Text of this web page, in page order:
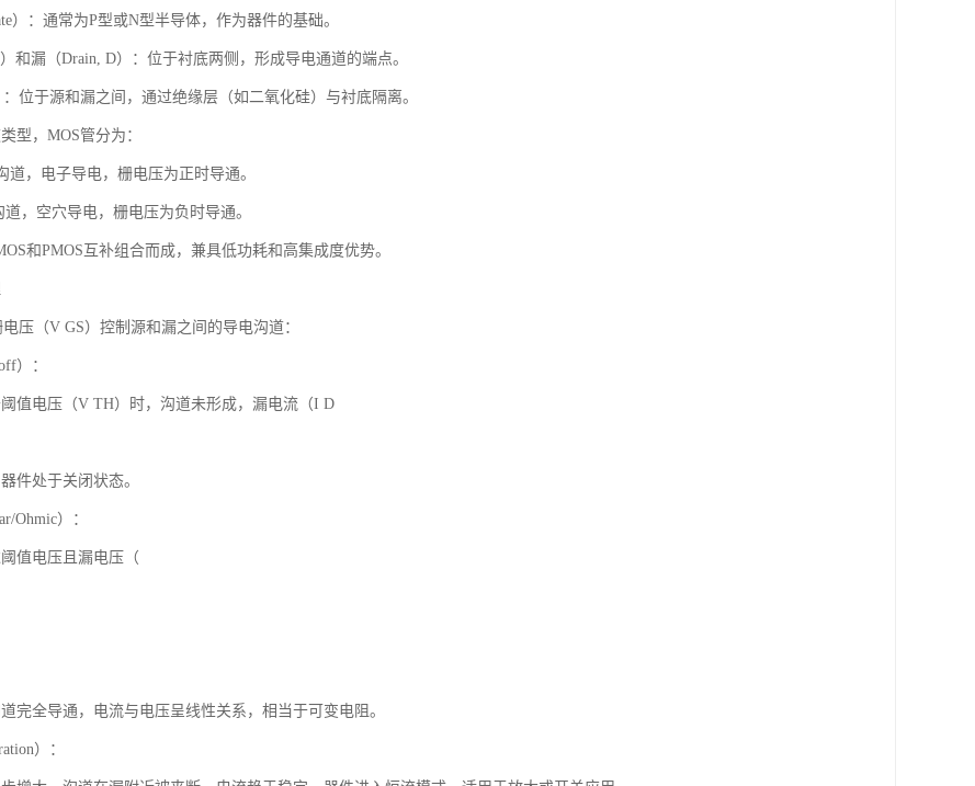
）：通常为P型或N型半导体，作为器件的基础。
和漏（Drain, D）：位于衬底两侧，形成导电通道的端点。
：位于源和漏之间，通过绝缘层（如二氧化硅）与衬底隔离。
型，MOS管分为：
道，电子导电，栅电压为正时导通。
道，空穴导电，栅电压为负时导通。
和PMOS互补组合而成，兼具低功耗和高集成度优势。
压（V GS）控制源和漏之间的导电沟道：
）：
值电压（V TH）时，沟道未形成，漏电流（I D
件处于关闭状态。
Ohmic）：
值电压且漏电压（
完全导通，电流与电压呈线性关系，相当于可变电阻。
）：